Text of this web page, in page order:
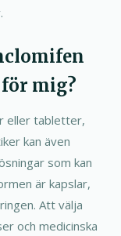
mig?
eller tabletter,
kan även
som kan
är kapslar,
Att välja
och medicinska